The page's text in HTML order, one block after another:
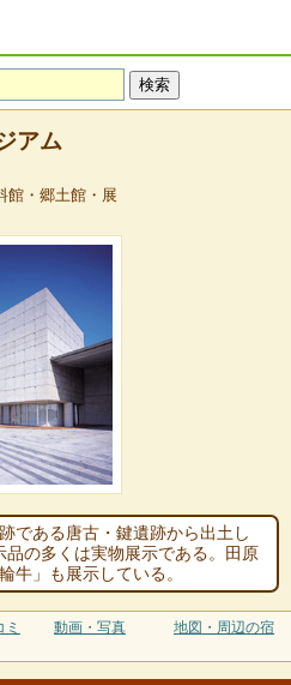
アム
館・郷土館・展
である唐古・鍵遺跡から出土し
品の多くは実物展示である。田原
牛」も展示している。
動画・写真 地図・周辺の宿